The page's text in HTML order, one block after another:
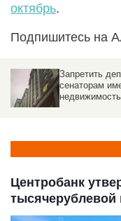
октябрь.
Подпишитесь на
Путин
Сберу,
инкассаторам
Центробанк